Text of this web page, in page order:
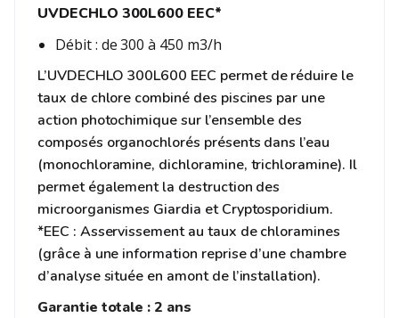
UVDECHLO 300L600 EEC*
Débit : de 300 à 450 m3/h
L’UVDECHLO 300L600 EEC permet de réduire le
taux de chlore combiné des piscines par une
action photochimique sur l’ensemble des
composés organochlorés présents dans l’eau
(monochloramine, dichloramine, trichloramine). Il
permet également la destruction des
microorganismes Giardia et Cryptosporidium.
*EEC : Asservissement au taux de chloramines
(grâce à une information reprise d’une chambre
d’analyse située en amont de l’installation).
Garantie totale : 2 ans